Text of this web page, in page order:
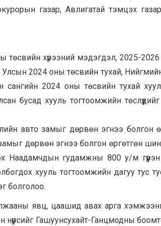
газар, Авлигатай тэмцэх
хүрээний мэдэгдэл, 2025-2026
Улсын 2024 оны төсвийн тухай,
сангийн 2024 оны төсвийн тухай
бусад хууль тогтоомжийн
авто замыг дөрвөн эгнээ болгон
дөрвөн эгнээ болгон өргөтгөн
Наадамчдын гудамжны 800 у/м
хууль тогтоомжийн дагуу тус
болголоо.
явц, цаашид авах арга
Гашуунсухайт-Ганцмодны